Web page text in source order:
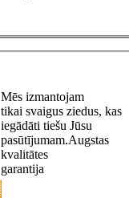
Mēs izmantojam
tikai svaigus ziedus, kas
iegādāti tiešu Jūsu
pasūtījumam.Augstas
kvalitātes
garantija